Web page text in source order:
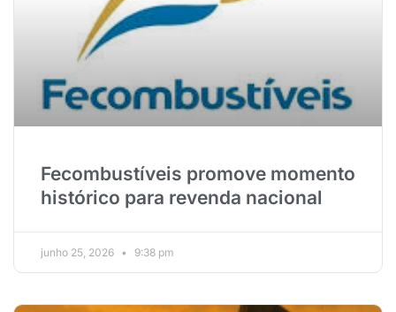
Fecombustíveis promove momento
histórico para revenda nacional
junho 25, 2026 9:38 pm